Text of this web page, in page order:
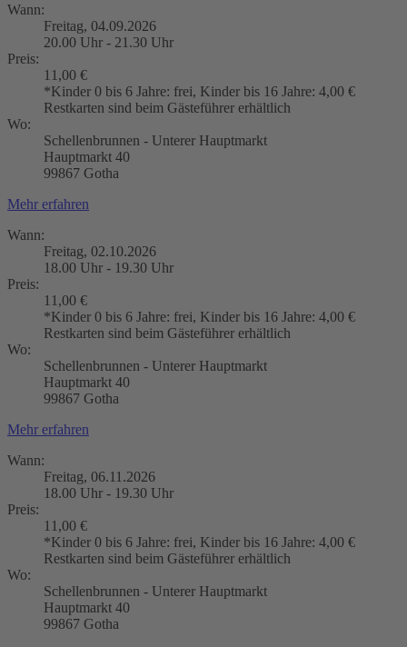
Wann:
Freitag, 04.09.2026
20.00 Uhr - 21.30 Uhr
Preis:
11,00 €
*Kinder 0 bis 6 Jahre: frei, Kinder bis 16 Jahre: 4,00 €
Restkarten sind beim Gästeführer erhältlich
Wo:
Schellenbrunnen - Unterer Hauptmarkt
Hauptmarkt 40
99867 Gotha
Mehr erfahren
Wann:
Freitag, 02.10.2026
18.00 Uhr - 19.30 Uhr
Preis:
11,00 €
*Kinder 0 bis 6 Jahre: frei, Kinder bis 16 Jahre: 4,00 €
Restkarten sind beim Gästeführer erhältlich
Wo:
Schellenbrunnen - Unterer Hauptmarkt
Hauptmarkt 40
99867 Gotha
Mehr erfahren
Wann:
Freitag, 06.11.2026
18.00 Uhr - 19.30 Uhr
Preis:
11,00 €
*Kinder 0 bis 6 Jahre: frei, Kinder bis 16 Jahre: 4,00 €
Restkarten sind beim Gästeführer erhältlich
Wo:
Schellenbrunnen - Unterer Hauptmarkt
Hauptmarkt 40
99867 Gotha